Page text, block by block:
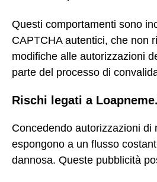
Questi comportamenti sono
CAPTCHA autentici, che non
modifiche alle autorizzazioni
parte del processo di
Rischi legati a
Concedendo autorizzazioni di
espongono a un flusso
dannosa. Queste pubblicità